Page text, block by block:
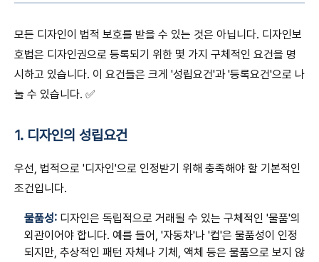
모든 디자인이 법적 보호를 받을 수 있는 것은 아닙니다. 디자인보
호법은 디자인권으로 등록되기 위한 몇 가지 구체적인 요건을 명
시하고 있습니다. 이 요건들은 크게 '성립요건'과 '등록요건'으로 나
눌 수 있습니다. ✅
1. 디자인의 성립요건
우선, 법적으로 '디자인'으로 인정받기 위해 충족해야 할 기본적인
조건입니다.
물품성: 디자인은 독립적으로 거래될 수 있는 구체적인 '물품'의
외관이어야 합니다. 예를 들어, '자동차'나 '컵'은 물품성이 인정
되지만, 추상적인 패턴 자체나 기체, 액체 등은 물품으로 보지 않